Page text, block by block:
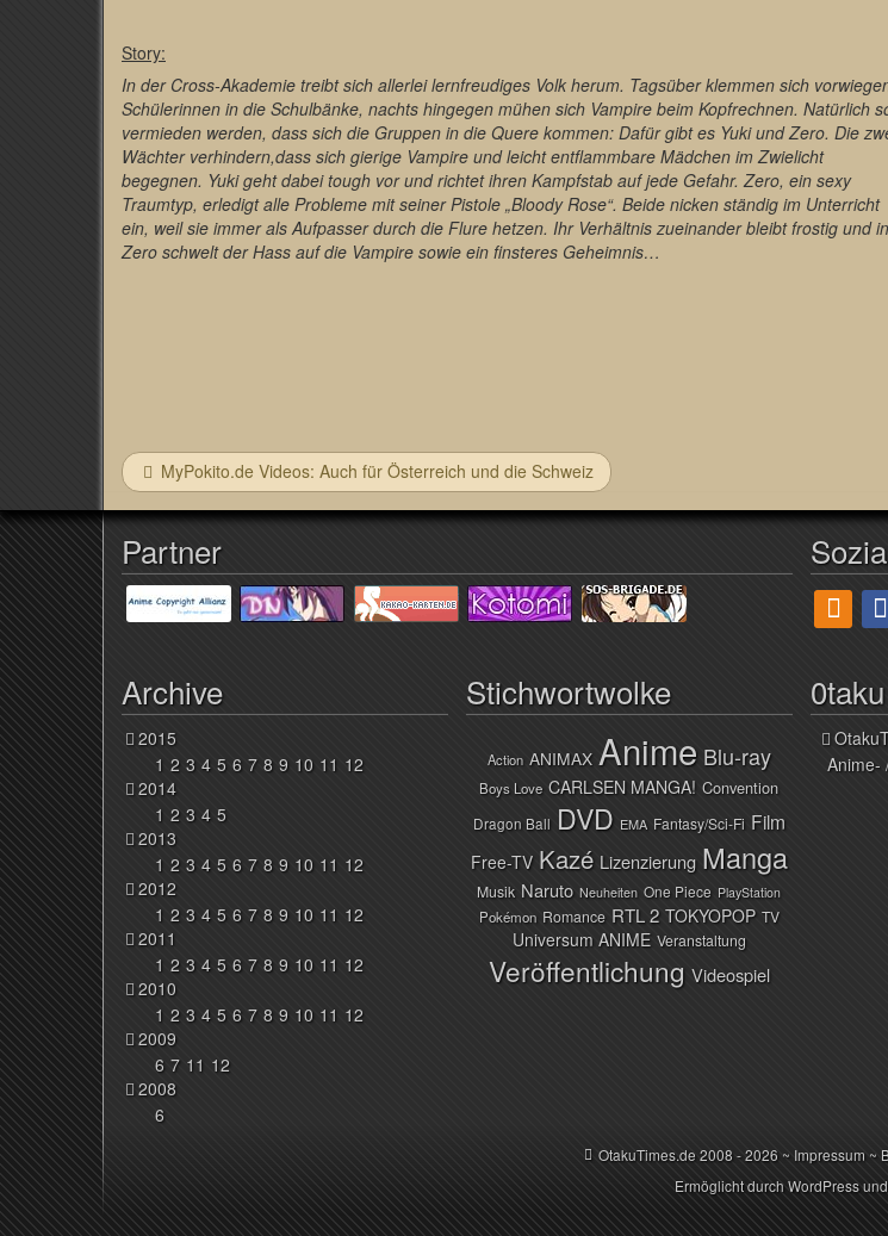
Story:
In der Cross-Akademie treibt sich allerlei lernfreudiges Volk herum. Tagsüber klemmen sich
Schülerinnen in die Schulbänke, nachts hingegen mühen sich Vampire beim Kopfrechnen. Natürlich
vermieden werden, dass sich die Gruppen in die Quere kommen: Dafür gibt es Yuki und Zero. Die
Wächter verhindern,dass sich gierige Vampire und leicht entflammbare Mädchen im Zwielicht
begegnen. Yuki geht dabei tough vor und richtet ihren Kampfstab auf jede Gefahr. Zero, ein sexy
Traumtyp, erledigt alle Probleme mit seiner Pistole „Bloody Rose“. Beide nicken ständig im Unterricht
ein, weil sie immer als Aufpasser durch die Flure hetzen. Ihr Verhältnis zueinander bleibt frostig und in
Zero schwelt der Hass auf die Vampire sowie ein finsteres Geheimnis…
MyPokito.de Videos: Auch für Österreich und die Schweiz
Partner
Archive
2015
1 2 3 4 5 6 7 8 9 10 11 12
2014
1 2 3 4 5
2013
1 2 3 4 5 6 7 8 9 10 11 12
2012
1 2 3 4 5 6 7 8 9 10 11 12
2011
1 2 3 4 5 6 7 8 9 10 11 12
2010
1 2 3 4 5 6 7 8 9 10 11 12
2009
6 7 11 12
2008
6
Stichwortwolke
Action ANIMAX Anime Blu-ray
Boys Love CARLSEN MANGA! Convention
Dragon Ball DVD EMA Fantasy/Sci-Fi Film
Free-TV Kazé Lizenzierung Manga
Musik Naruto Neuheiten One Piece PlayStation
Pokémon Romance RTL 2 TOKYOPOP TV
Universum ANIME Veranstaltung
Veröffentlichung Videospiel
Anime-
OtakuTimes.de2008 - 2026 ~ Impressum ~
Ermöglicht durchWordPressund